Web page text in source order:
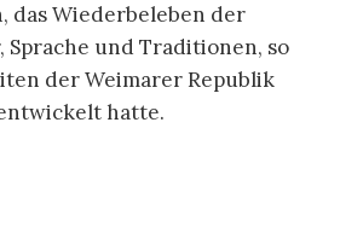
das Wiederbeleben der
und Traditionen, so
der Weimarer Republik
hatte.